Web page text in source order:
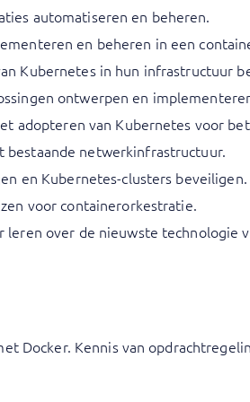
automatiseren en beheren.
en beheren in een
Kubernetes in hun infrastructuur
ontwerpen en
adopteren van Kubernetes voor
netwerkinfrastructuur.
en Kubernetes-clusters beveiligen.
voor containerorkestratie.
over de nieuwste technologie
Docker. Kennis van